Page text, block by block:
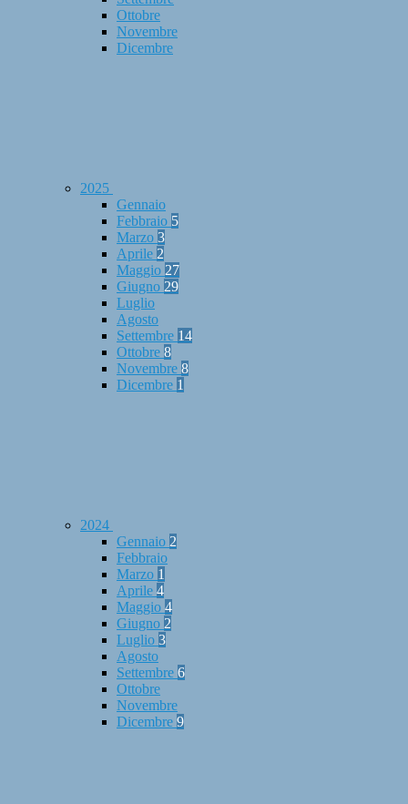
Ottobre
Novembre
Dicembre
2025
Gennaio
Febbraio 5
Marzo 3
Aprile 2
Maggio 27
Giugno 29
Luglio
Agosto
Settembre 14
Ottobre 8
Novembre 8
Dicembre 1
2024
Gennaio 2
Febbraio
Marzo 1
Aprile 4
Maggio 4
Giugno 2
Luglio 3
Agosto
Settembre 6
Ottobre
Novembre
Dicembre 9